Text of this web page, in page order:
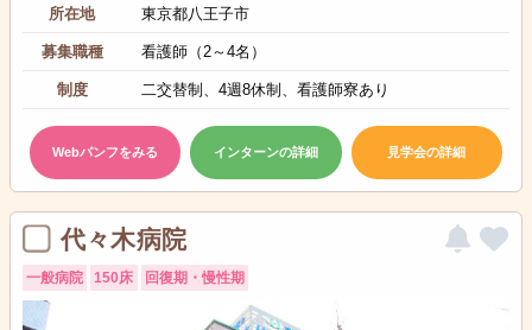
所在地 東京都八王子市
募集職種 看護師（2～4名）
制度 二交替制、4週8休制、看護師寮あり
Webパンフをみる インターンの詳細 見学会の詳細
代々木病院
一般病院 150床 回復期・慢性期